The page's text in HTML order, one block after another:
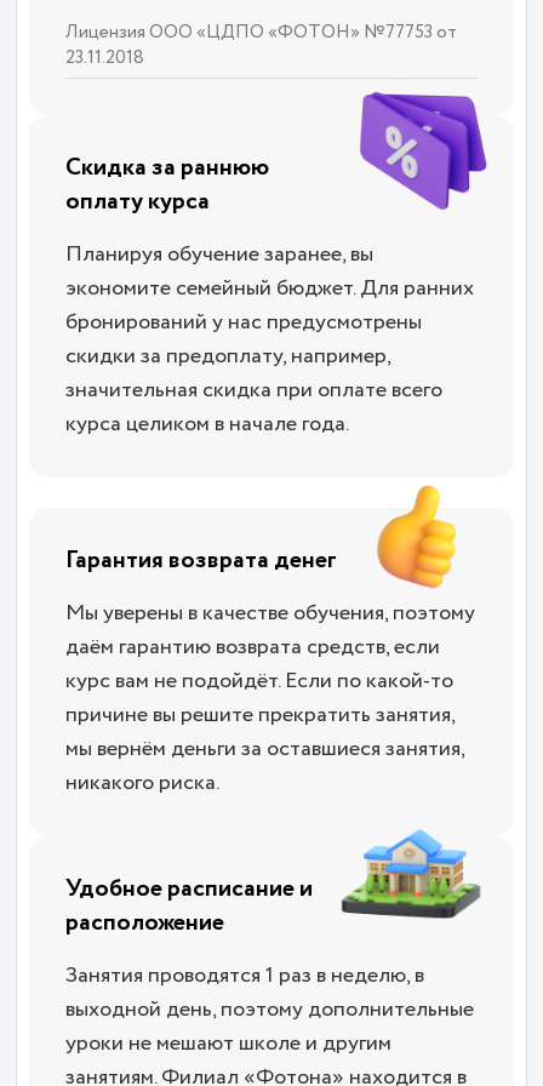
Лицензия ООО «ЦДПО «ФОТОН» №77753 от
23.11.2018
Скидка за раннюю
оплату курса
Планируя обучение заранее, вы
экономите семейный бюджет. Для ранних
бронирований у нас предусмотрены
скидки за предоплату, например,
значительная скидка при оплате всего
курса целиком в начале года.
Гарантия возврата денег
Мы уверены в качестве обучения, поэтому
даём гарантию возврата средств, если
курс вам не подойдёт. Если по какой-то
причине вы решите прекратить занятия,
мы вернём деньги за оставшиеся занятия,
никакого риска.
Удобное расписание и
расположение
Занятия проводятся 1 раз в неделю, в
выходной день, поэтому дополнительные
уроки не мешают школе и другим
занятиям. Филиал «Фотона» находится в